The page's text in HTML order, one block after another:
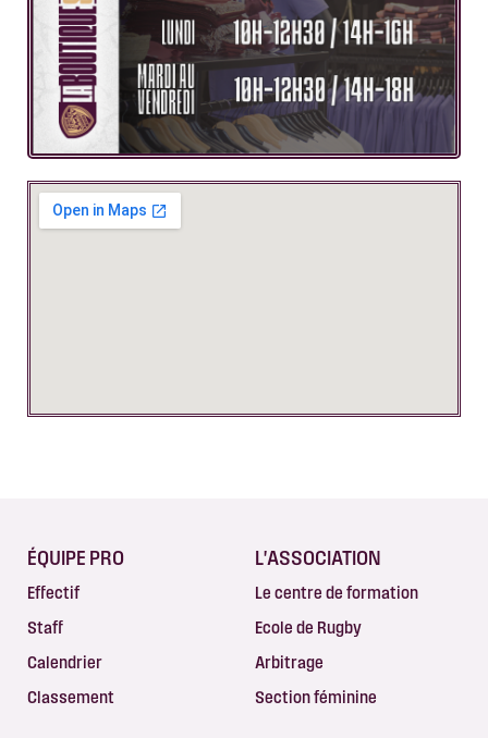
ÉQUIPE PRO
Effectif
Staff
Calendrier
Classement
L'ASSOCIATION
Le centre de formation
Ecole de Rugby
Arbitrage
Section féminine